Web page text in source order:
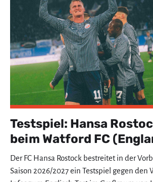
Testspiel: Hansa
beim Watford FC
Der FC Hansa Rostock bestreitet in der
Saison 2026/2027 ein Testspiel gegen den